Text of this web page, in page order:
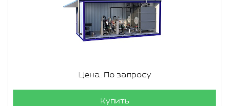
Цена: По запросу
Купить